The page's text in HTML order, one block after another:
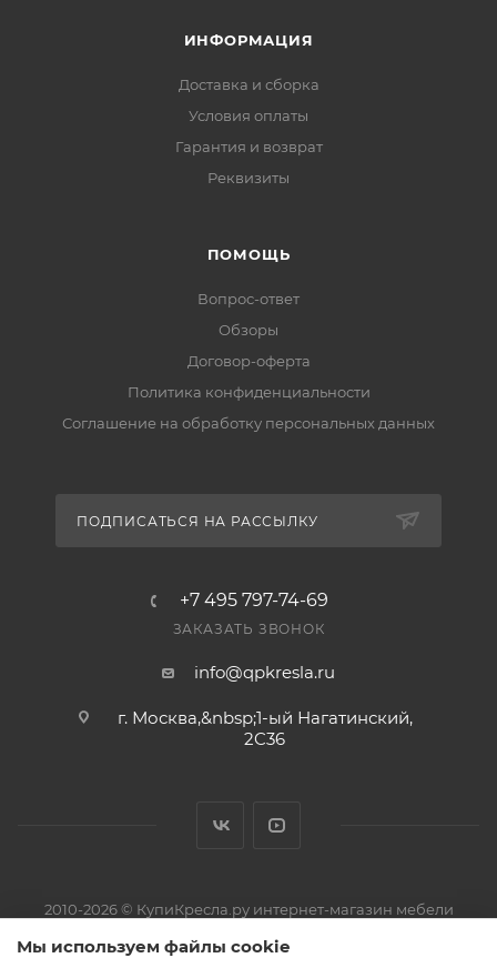
ИНФОРМАЦИЯ
Доставка и сборка
Условия оплаты
Гарантия и возврат
Реквизиты
ПОМОЩЬ
Вопрос-ответ
Обзоры
Договор-оферта
Политика конфиденциальности
Соглашение на обработку персональных данных
ПОДПИСАТЬСЯ НА РАССЫЛКУ
+7 495 797-74-69
ЗАКАЗАТЬ ЗВОНОК
info@qpkresla.ru
г. Москва,&nbsp;1-ый Нагатинский,
2C36
2010-2026 © КупиКресла.ру интернет-магазин мебели
ИП Пирожков Кирилл Сергеевич · ОГРНИП 313774626800150 ·
Мы используем файлы cookie